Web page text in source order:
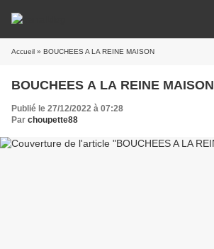
Accueil » BOUCHEES A LA REINE MAISON
BOUCHEES A LA REINE MAISON
Publié le 27/12/2022 à 07:28
Par choupette88